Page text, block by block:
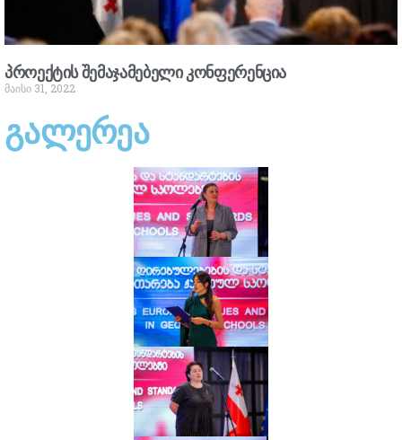
პროექტის შემაჯამებელი კონფერენცია
მაისი 31, 2022
გალერეა